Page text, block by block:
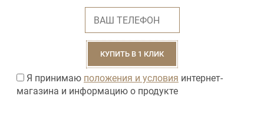
КУПИТЬ В 1 КЛИК
Я принимаю положения и условия интернет-
магазина и информацию о продукте